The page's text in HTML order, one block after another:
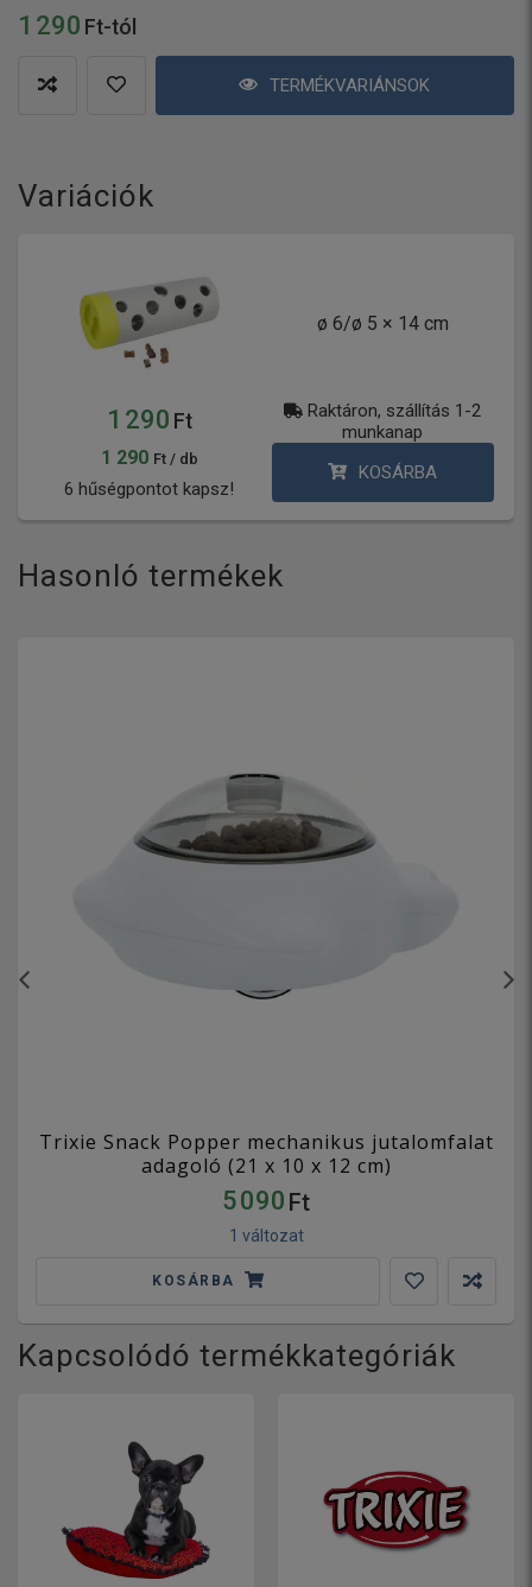
1 290 Ft-tól
TERMÉKVARIÁNSOK
Variációk
ø 6/ø 5 × 14 cm
1 290 Ft
1 290 Ft / db
6 hűségpontot kapsz!
Raktáron, szállítás 1-2
munkanap
KOSÁRBA
Hasonló termékek
Trixie Snack Popper mechanikus jutalomfalat
adagoló (21 x 10 x 12 cm)
5 090 Ft
1 változat
KOSÁRBA
Kapcsolódó termékkategóriák